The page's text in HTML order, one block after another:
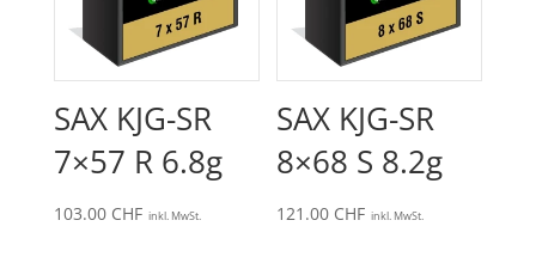
SAX KJG-SR
7×57 R 6.8g
103.00 CHF inkl. MwSt.
SAX KJG-SR
8×68 S 8.2g
121.00 CHF inkl. MwSt.